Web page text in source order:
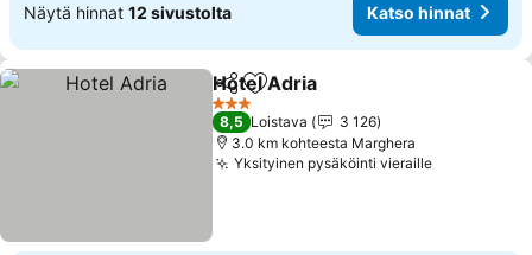
Näytä hinnat 12 sivustolta Katso hinnat
Jaa Lisää suosikkeihin
Hotel Adria
3 Tähtiluokitus
8,5 Loistava
3 126
3.0 km kohteesta Marghera
Yksityinen pysäköinti vieraille